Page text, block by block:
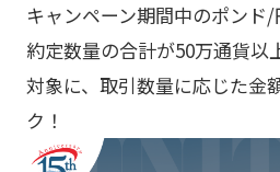
キャンペーン期間中のポンド
約定数量の合計が50万通貨以
対象に、取引数量に応じた金
ク！